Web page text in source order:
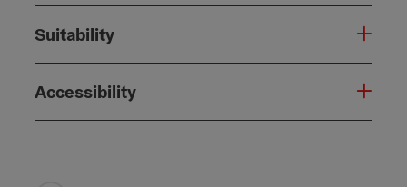
Suitability
Accessibility